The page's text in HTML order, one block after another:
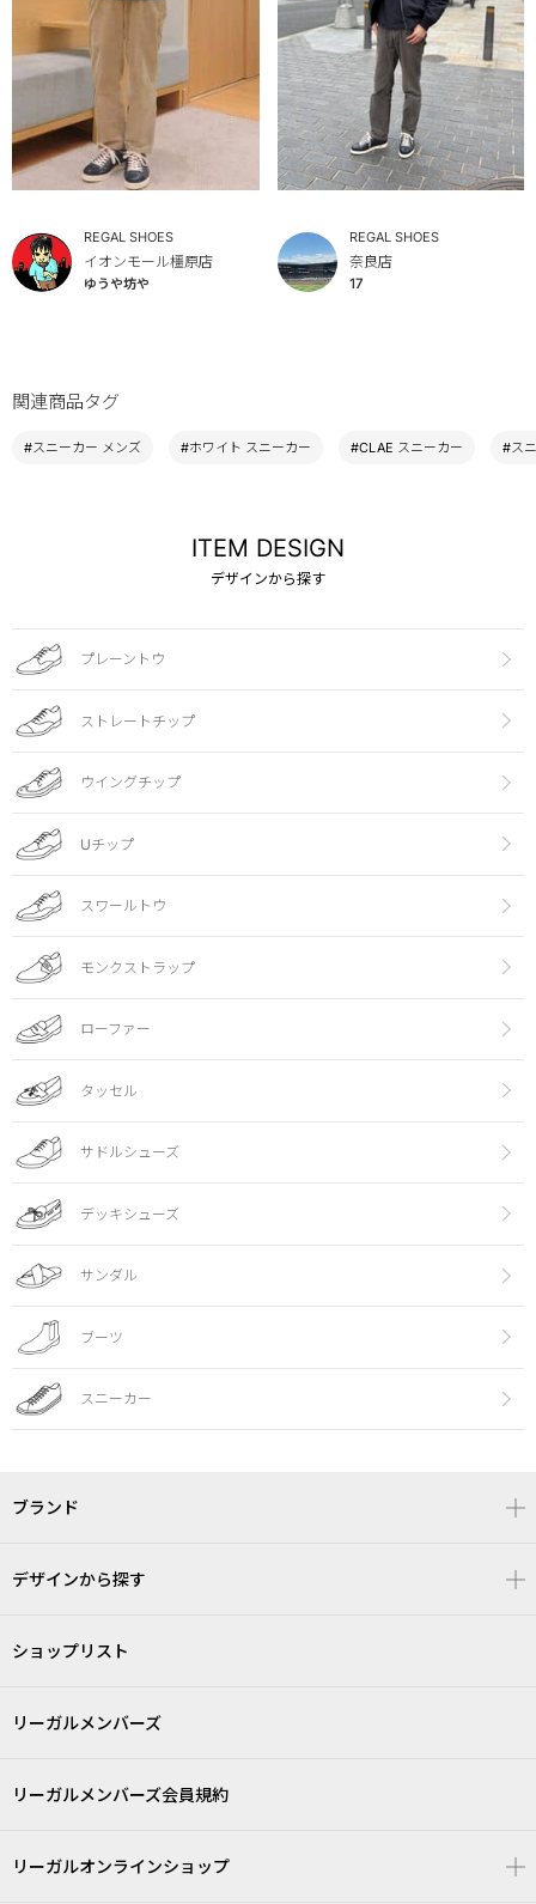
REGAL SHOES
イオンモール橿原店
ゆうや坊や
REGAL SHOES
奈良店
17
関連商品タグ
#スニーカー メンズ #ホワイト スニーカー #CLAE スニーカー #ス
ITEM DESIGN
デザインから探す
プレーントウ
ストレートチップ
ウイングチップ
Uチップ
スワールトウ
モンクストラップ
ローファー
タッセル
サドルシューズ
デッキシューズ
サンダル
ブーツ
スニーカー
ブランド
デザインから探す
ショップリスト
リーガルメンバーズ
リーガルメンバーズ会員規約
リーガルオンラインショップ